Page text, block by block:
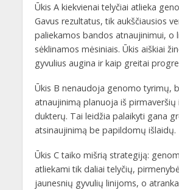
Ūkis A kiekvienai telyčiai atlieka
Gavus rezultatus, tik aukščiausios
paliekamos bandos atnaujinimui, o
sėklinamos mėsiniais. Ūkis aiškiai
gyvulius augina ir kaip greitai
Ūkis B nenaudoja genomo tyrimų,
atnaujinimą planuoja iš pirmaveršių
dukterų. Tai leidžia palaikyti gana
atsinaujinimą be papildomų išlaidų.
Ūkis C taiko mišrią strategiją:
atliekami tik daliai telyčių,
jaunesnių gyvulių linijoms, o atranka